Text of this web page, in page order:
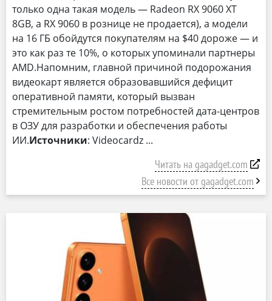
только одна такая модель — Radeon RX 9060 XT
8GB, а RX 9060 в рознице не продается), а модели
на 16 ГБ обойдутся покупателям на $40 дороже — и
это как раз те 10%, о которых упоминали партнеры
AMD.Напомним, главной причиной подорожания
видеокарт является образовавшийся дефицит
оперативной памяти, который вызван
стремительным ростом потребностей дата-центров
в ОЗУ для разработки и обеспечения работы
ИИ.Источники: Videocardz
Читать на gagadget.com
Все новости от gagadget.com